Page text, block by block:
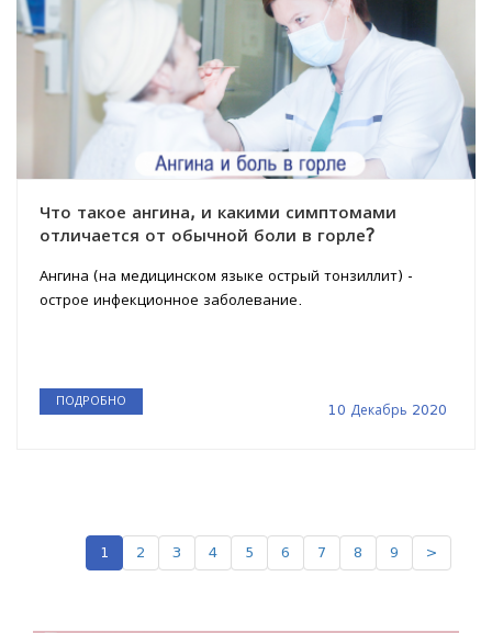
Что такое ангина, и какими симптомами
отличается от обычной боли в горле?
Ангина (на медицинском языке острый тонзиллит) -
острое инфекционное заболевание.
ПОДРОБНО
10 Декабрь 2020
1 2 3 4 5 6 7 8 9 >